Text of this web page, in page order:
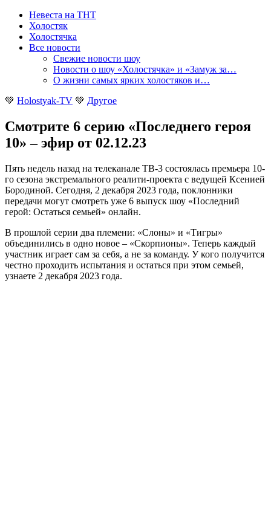
Невеста на ТНТ
Холостяк
Холостячка
Все новости
Свежие новости шоу
Новости о шоу «Холостячка» и «Замуж за…
О жизни самых ярких холостяков и…
💚 Holostyak-TV 💚 Другое
Смотрите 6 серию «Последнего героя
10» – эфир от 02.12.23
Пять недель назад на телеканале ТВ-3 состоялась премьера 10-
го сезона экстремального реалити-проекта с ведущей Ксенией
Бородиной. Сегодня, 2 декабря 2023 года, поклонники
передачи могут смотреть уже 6 выпуск шоу «Последний
герой: Остаться семьей» онлайн.
В прошлой серии два племени: «Слоны» и «Тигры»
объединились в одно новое – «Скорпионы». Теперь каждый
участник играет сам за себя, а не за команду. У кого получится
честно проходить испытания и остаться при этом семьей,
узнаете 2 декабря 2023 года.